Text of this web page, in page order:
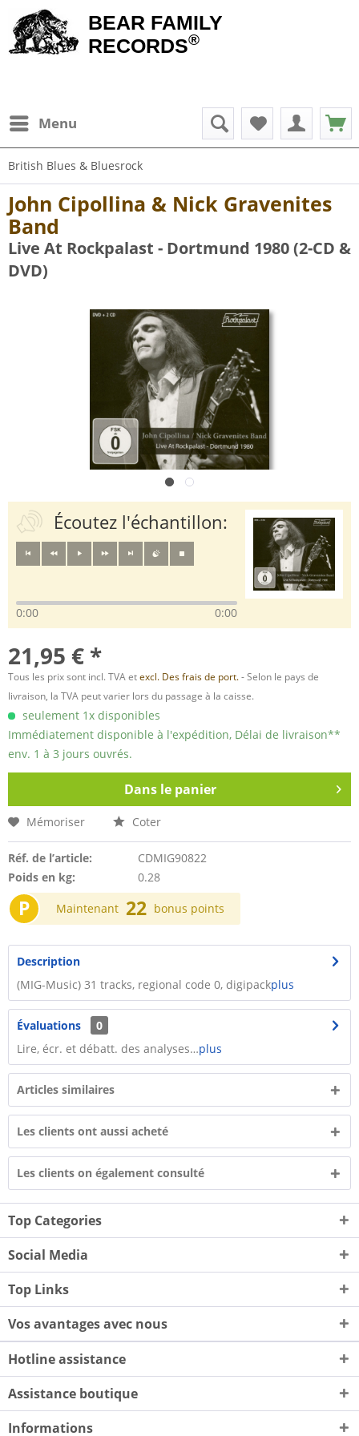
BEAR FAMILY
RECORDS®
Menu
British Blues & Bluesrock
John Cipollina & Nick Gravenites
Band
Live At Rockpalast - Dortmund 1980 (2-CD &
DVD)
Écoutez l'échantillon:
0:00 0:00
21,95 € *
Tous les prix sont incl. TVA etexcl. Des frais de port.- Selon le pays de
livraison, la TVA peut varier lors du passage à la caisse.
seulement 1x disponibles
Immédiatement disponible à l'expédition, Délai de livraison**
env. 1 à 3 jours ouvrés.
Dans le panier
Mémoriser Coter
Réf. de l’article:
CDMIG90822
Poids en kg:
0.28
P Maintenant 22 bonus points
Description
(MIG-Music) 31 tracks, regional code 0, digipackplus
Évaluations
0
Lire, écr. et débatt. des analyses…plus
Articles similaires
Les clients ont aussi acheté
Les clients on également consulté
Top Categories
Social Media
Top Links
Vos avantages avec nous
Hotline assistance
Assistance boutique
Informations